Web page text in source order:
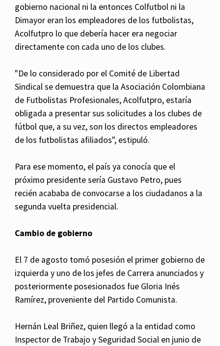
gobierno nacional ni la entonces Colfutbol ni la
Dimayor eran los empleadores de los futbolistas,
Acolfutpro lo que debería hacer era negociar
directamente con cada uno de los clubes.
"De lo considerado por el Comité de Libertad
Sindical se demuestra que la Asociación Colombiana
de Futbolistas Profesionales, Acolfutpro, estaría
obligada a presentar sus solicitudes a los clubes de
fútbol que, a su vez, son los directos empleadores
de los futbolistas afiliados", estipuló.
Para ese momento, el país ya conocía que el
próximo presidente sería Gustavo Petro, pues
recién acababa de convocarse a los ciudadanos a la
segunda vuelta presidencial.
Cambio de gobierno
El 7 de agosto tomó posesión el primer gobierno de
izquierda y uno de los jefes de Carrera anunciados y
posteriormente posesionados fue Gloria Inés
Ramírez, proveniente del Partido Comunista.
Hernán Leal Briñez, quien llegó a la entidad como
Inspector de Trabajo y Seguridad Social en junio de